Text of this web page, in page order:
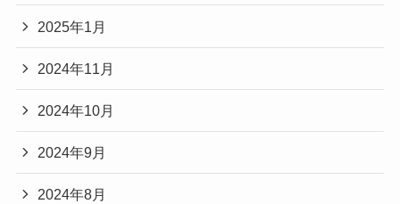
2025年1月
2024年11月
2024年10月
2024年9月
2024年8月